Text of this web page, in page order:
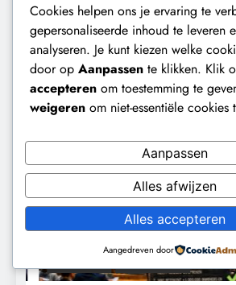
Hoogtepunten
Cookies helpen ons je ervaring te
gepersonaliseerde inhoud te leveren
analyseren. Je kunt kiezen welke
door op Aanpassen te klikken. Klik
accepteren om toestemming te
weigeren om niet-essentiële cookies
Aanpassen
Alles afwijzen
Alles accepteren
Aangedreven door